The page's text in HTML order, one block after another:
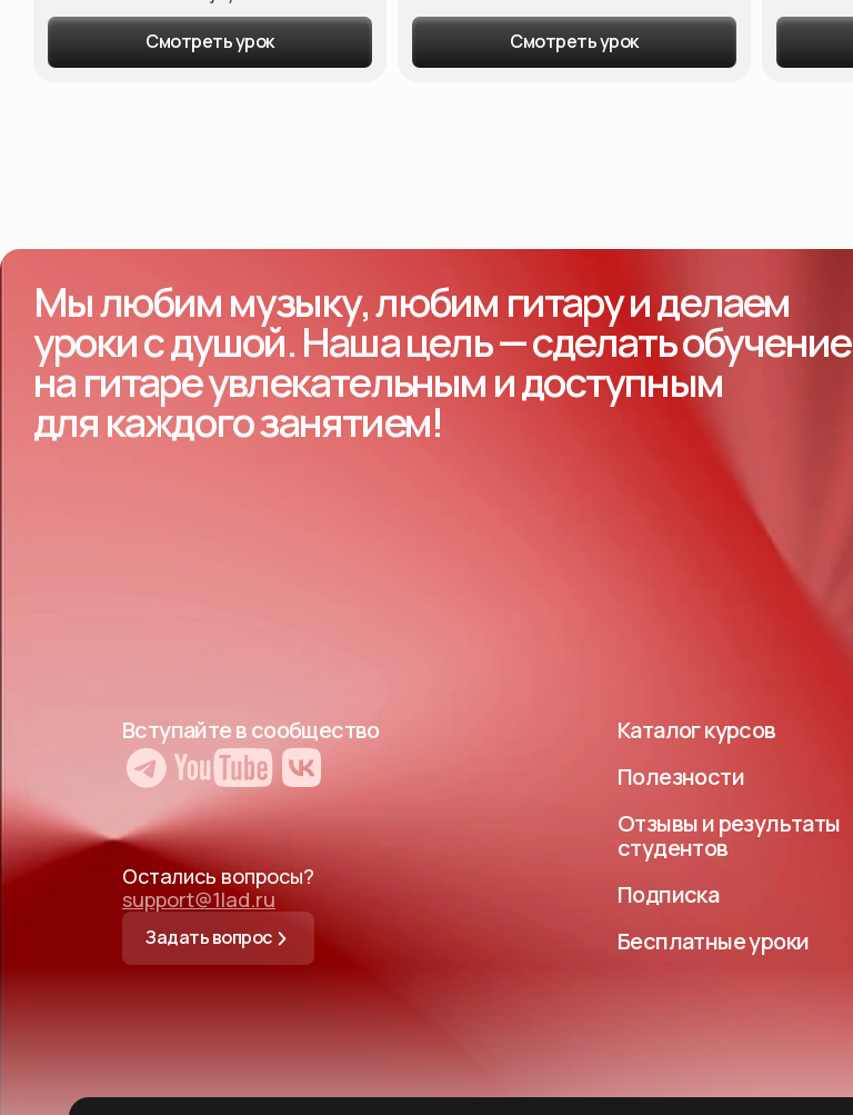
Смотреть урок Смотреть урок
Мы любим музыку, любим гитару и делаем
уроки с душой. Наша цель — сделать обучение
на гитаре увлекательным и доступным
для каждого занятием!
Вступайте в сообщество
Остались вопросы?
support@1lad.ru
Задать вопрос
Каталог курсов
Полезности
Отзывы и результаты
студентов
Подписка
Бесплатные уроки